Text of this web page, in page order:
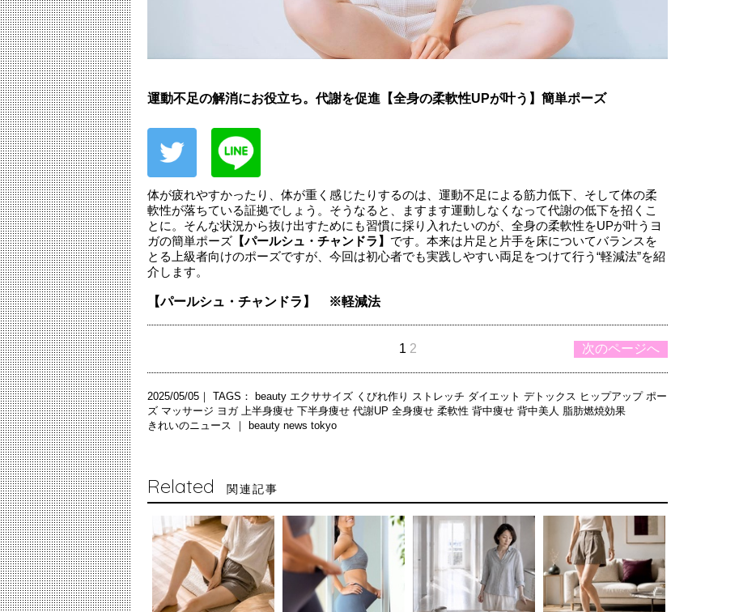
運動不足の解消にお役立ち。代謝を促進【全身の柔軟性UPが叶う】簡単ポーズ
体が疲れやすかったり、体が重く感じたりするのは、運動不足による筋力低下、そして体の柔
軟性が落ちている証拠でしょう。そうなると、ますます運動しなくなって代謝の低下を招くこ
とに。そんな状況から抜け出すためにも習慣に採り入れたいのが、全身の柔軟性をUPが叶うヨ
ガの簡単ポーズ 【パールシュ・チャンドラ】 です。本来は片足と片手を床についてバランスを
とる上級者向けのポーズですが、今回は初心者でも実践しやすい両足をつけて行う“軽減法”を紹
介します。
【パールシュ・チャンドラ】 ※軽減法
次のページへ
1 2
2025/05/05｜ TAGS： beauty エクササイズ くびれ作り ストレッチ ダイエット デトックス ヒップアップ ポー
ズ マッサージ ヨガ 上半身痩せ 下半身痩せ 代謝UP 全身痩せ 柔軟性 背中痩せ 背中美人 脂肪燃焼効果
きれいのニュース ｜
beauty news tokyo
Related 関連記事